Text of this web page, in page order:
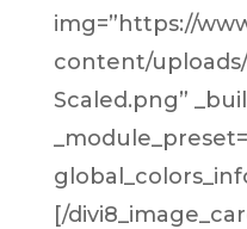
img=”https://
content/
Scaled.png”
[/